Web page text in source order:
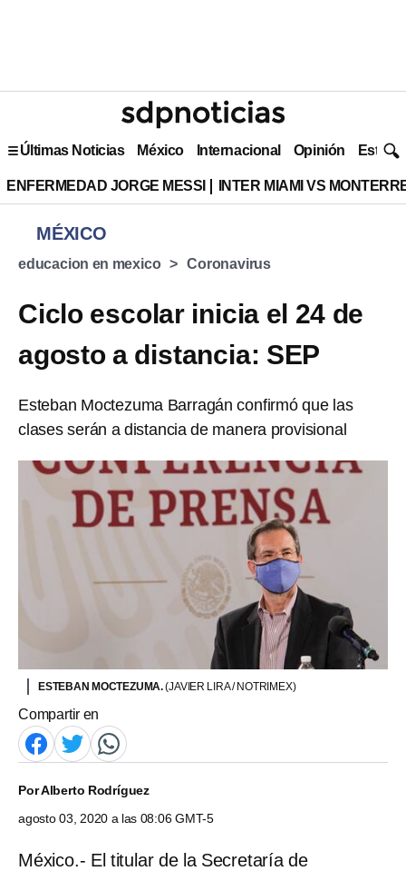
Últimas Noticias México Internacional Opinión Estilo
ENFERMEDAD JORGE MESSI INTER MIAMI VS
MÉXICO
educacion en mexico Coronavirus
Ciclo escolar inicia el 24 de
agosto a distancia: SEP
Esteban Moctezuma Barragán confirmó que las
clases serán a distancia de manera provisional
ESTEBAN MOCTEZUMA.(JAVIER LIRA / NOTRIMEX)
Compartir en
PorAlberto Rodríguez
agosto 03, 2020 a las 08:06 GMT-5
México.- El titular de la Secretaría de